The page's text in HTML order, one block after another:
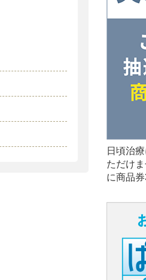
日頃治
ただけ
に商品